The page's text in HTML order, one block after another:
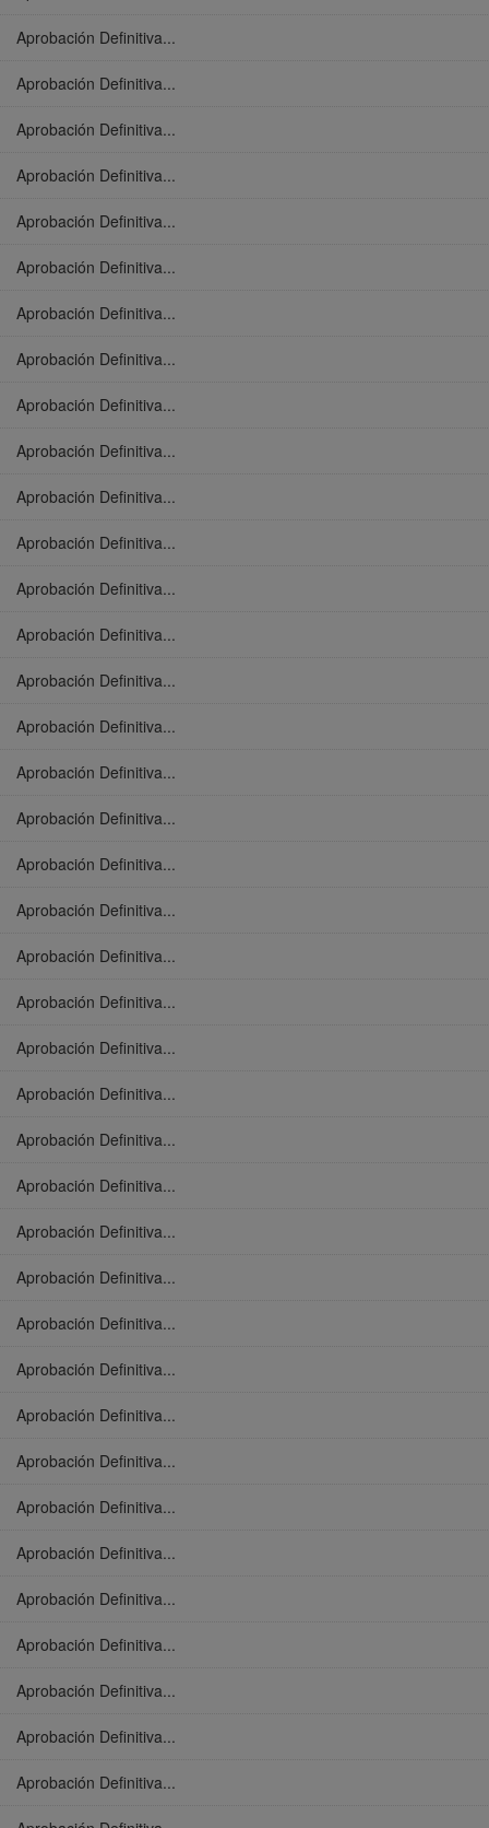
Aprobación Definitiva...
Aprobación Definitiva...
Aprobación Definitiva...
Aprobación Definitiva...
Aprobación Definitiva...
Aprobación Definitiva...
Aprobación Definitiva...
Aprobación Definitiva...
Aprobación Definitiva...
Aprobación Definitiva...
Aprobación Definitiva...
Aprobación Definitiva...
Aprobación Definitiva...
Aprobación Definitiva...
Aprobación Definitiva...
Aprobación Definitiva...
Aprobación Definitiva...
Aprobación Definitiva...
Aprobación Definitiva...
Aprobación Definitiva...
Aprobación Definitiva...
Aprobación Definitiva...
Aprobación Definitiva...
Aprobación Definitiva...
Aprobación Definitiva...
Aprobación Definitiva...
Aprobación Definitiva...
Aprobación Definitiva...
Aprobación Definitiva...
Aprobación Definitiva...
Aprobación Definitiva...
Aprobación Definitiva...
Aprobación Definitiva...
Aprobación Definitiva...
Aprobación Definitiva...
Aprobación Definitiva...
Aprobación Definitiva...
Aprobación Definitiva...
Aprobación Definitiva...